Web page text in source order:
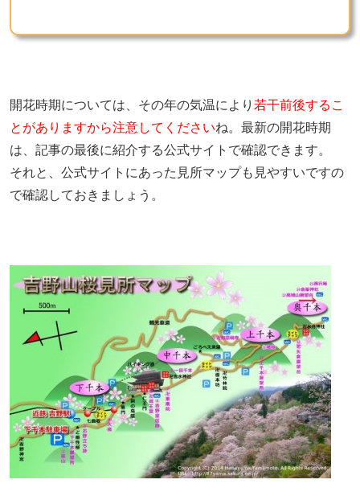
開花時期については、その年の気温により 若干前後するこ
とがありますから注意してくださいね。最新の開花時期
は、記事の最後に紹介する公式サイトで確認できます。
それと、公式サイトにあった見所マップも見やすいですの
で確認しておきましょう。